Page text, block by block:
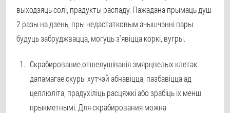
выходзяць солі, прадукты распаду. Пажадана прымаць душ
2 разы на дзень, пры недастатковым ачышчэнні пары
будуць забруджвацца, могуць з'явіцца коркі, вугры.
Скрабирование.отшелушіванія змярцвелых клетак
дапамагае скуры хутчэй абнавіцца, пазбавіцца ад
целлюліта, прадухіліць расцяжкі або зрабіць іх менш
прыкметнымі. Для скрабирования можна